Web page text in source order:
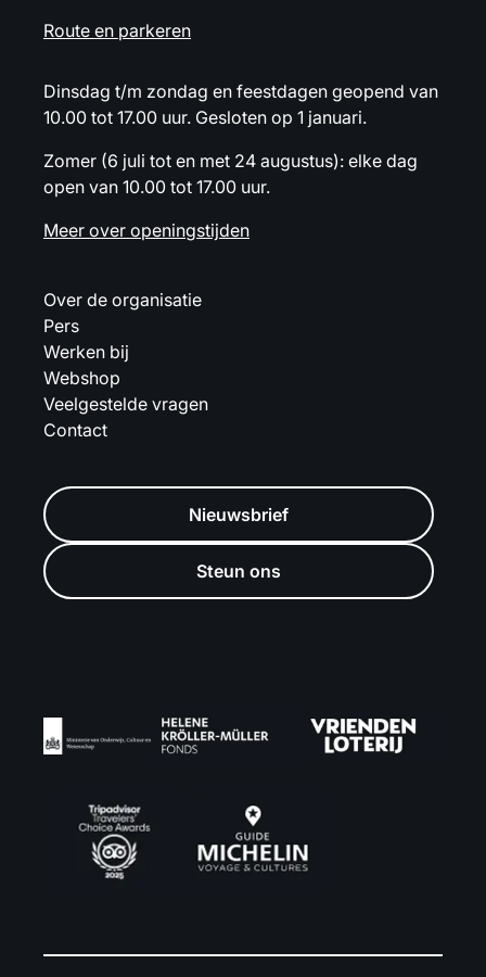
Route en parkeren
Dinsdag t/m zondag en feestdagen geopend van
10.00 tot 17.00 uur. Gesloten op 1 januari.
Zomer (6 juli tot en met 24 augustus): elke dag
open van 10.00 tot 17.00 uur.
Meer over openingstijden
Over de organisatie
Pers
Werken bij
Webshop
Veelgestelde vragen
Contact
Nieuwsbrief
Steun ons